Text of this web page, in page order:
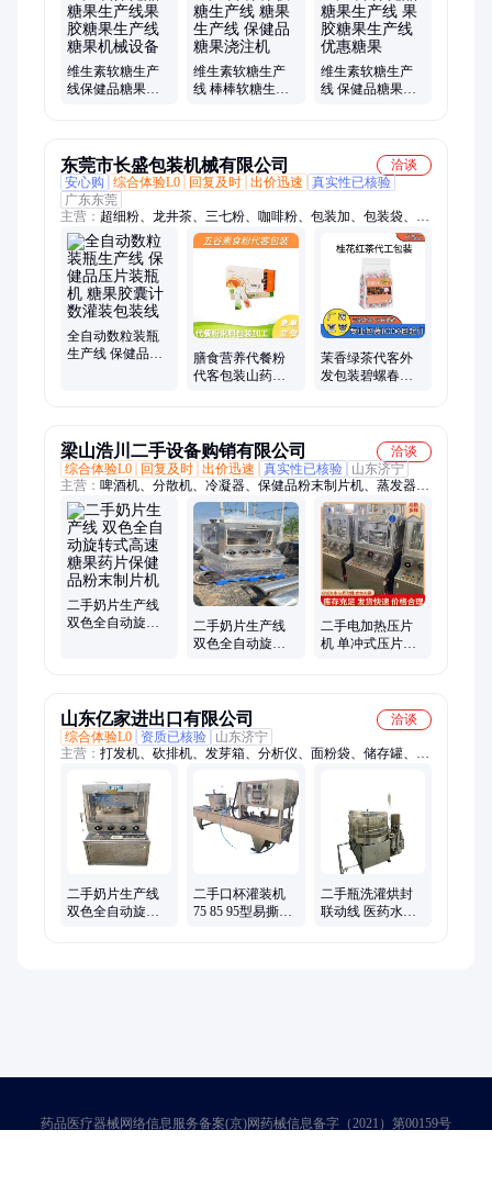
软糖、红糖块机、红糖模具、棒糖机器、糖熬煮机、巧克力线、
棒棒糖机
维生素软糖生产
线保健品糖果生
维生素软糖生产
线 棒棒软糖生产
维生素软糖生产
线 保健品糖果生
东莞市长盛包装机械有限公司
洽谈
安心购
综合体验L0 回复及时 出价迅速
真实性已核验
广东东莞
主营： 超细粉、龙井茶、三七粉、咖啡粉、包装加、包装袋、谷
物粉、红茶绿茶、玩具包装、包装贴牌、米粉面粉、益生菌粉、
代包装服、三角包袋、粉末内袋、红袍茶叶、来料加工、小包茶
叶、茶叶包装、包装定制、螺丝螺母、铝箔塑料袋、复合脱氧
剂、加工包装机、奶粉蛋白粉
全自动数粒装瓶
生产线 保健品压
膳食营养代餐粉
代客包装山药粉
茉香绿茶代客外
发包装碧螺春毛
梁山浩川二手设备购销有限公司
洽谈
综合体验L0
回复及时 出价迅速 真实性已核验
山东济宁
主营： 啤酒机、分散机、冷凝器、保健品粉末制片机、蒸发器、
烘干机、水泥罐、混合机、反应釜、二手耙、搅拌罐、盐酸罐、
干燥机、夹层锅、离心机、压滤机、均质机、探测仪、发酵罐、
搅拌机、运输罐、酒设备、检测机、包装机、灭菌罐、杀菌锅
二手奶片生产线
双色全自动旋转
二手奶片生产线
双色全自动旋转
二手电加热压片
机 单冲式压片机
山东亿家进出口有限公司
洽谈
综合体验L0
资质已核验
山东济宁
主营： 打发机、砍排机、发芽箱、分析仪、面粉袋、储存罐、蒸
位罐、冷凝器、除尘塔、封罐机、柠檬酸、稀配罐、浓配罐、纯
水罐、风淋室、分装机、测定仪、循环泵
二手奶片生产线
双色全自动旋转
二手口杯灌装机
75 85 95型易撕口
二手瓶洗灌烘封
联动线 医药水针
药品医疗器械网络信息服务备案(京)网药械信息备字（2021）第00159号